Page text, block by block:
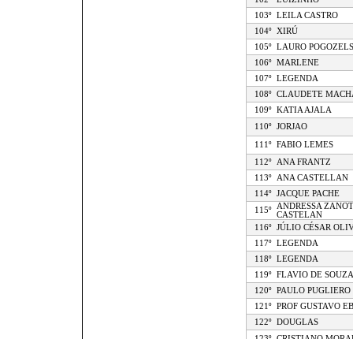
103º
LEILA CASTRO
104º
XIRÚ
105º
LAURO
106º
MARLENE
107º
LEGENDA
108º
CLAUDETE
109º
KATIA AJALA
110º
JORJAO
111º
FABIO LEMES
112º
ANA FRANTZ
113º
ANA CASTELLAN
114º
JACQUE PACHE
115º
ANDRESSA
CASTELAN
116º
JÚLIO CÉSAR
117º
LEGENDA
118º
LEGENDA
119º
FLAVIO DE SOUZA
120º
PAULO PUGLIERO
121º
PROF GUSTAVO
122º
DOUGLAS